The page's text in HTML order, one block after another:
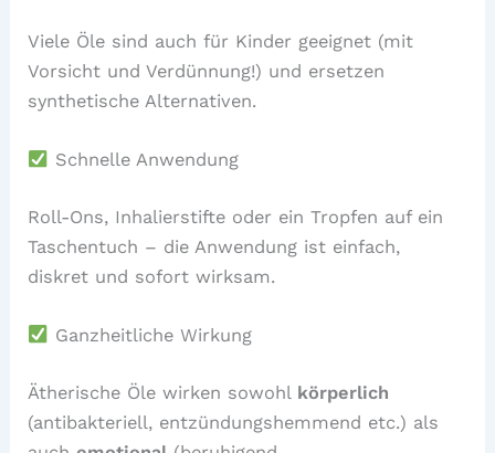
Viele Öle sind auch für Kinder geeignet (mit
Vorsicht und Verdünnung!) und ersetzen
synthetische Alternativen.
Schnelle Anwendung
Roll-Ons, Inhalierstifte oder ein Tropfen auf ein
Taschentuch – die Anwendung ist einfach,
diskret und sofort wirksam.
Ganzheitliche Wirkung
Ätherische Öle wirken sowohl körperlich
(antibakteriell, entzündungshemmend etc.) als